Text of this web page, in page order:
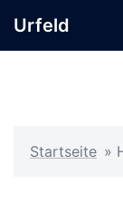
InhaltUrfeld
Startseite »